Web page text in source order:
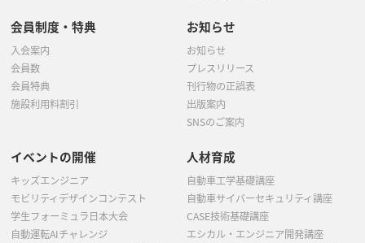
会員制度・特典
入会案内
会員数
会員特典
施設利用料割引
お知らせ
お知らせ
プレスリリース
刊行物の正誤表
出版案内
SNSのご案内
イベントの開催
キッズエンジニア
モビリティデザインコンテスト
学生フォーミュラ日本大会
自動運転AIチャレンジ
人材育成
自動車工学基礎講座
自動車サイバーセキュリティ講座
CASE技術基礎講座
エシカル・エンジニア開発講座